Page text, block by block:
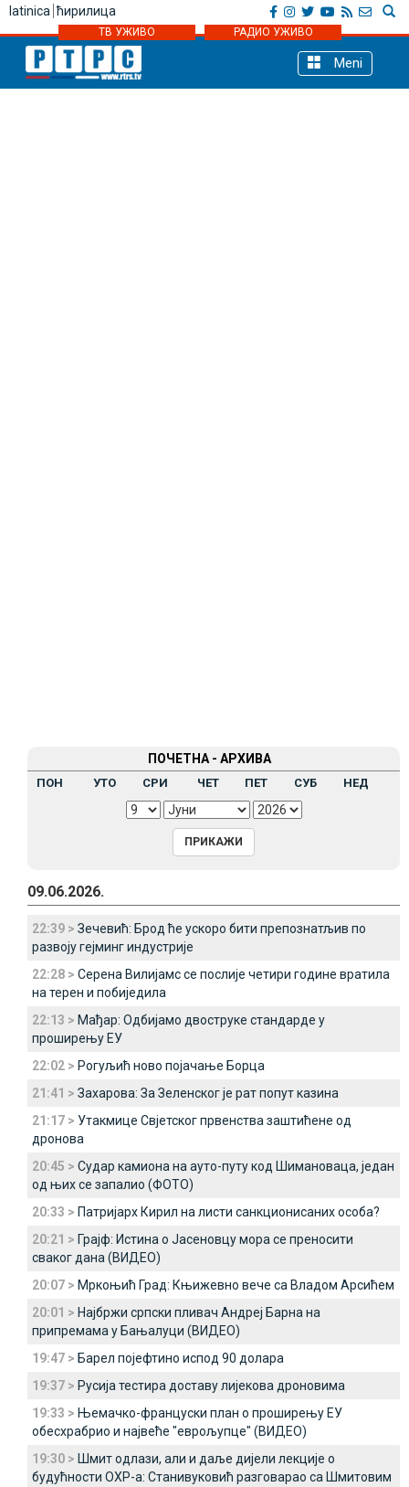
latinica ћирилица
ТВ УЖИВО РАДИО УЖИВО
Meni
ПОЧЕТНА - АРХИВА
ПОН УТО СРИ ЧЕТ ПЕТ СУБ НЕД
09.06.2026.
22:39 > Зечевић: Брод ће ускоро бити препознатљив по
развоју гејминг индустрије
22:28 > Серена Вилијамс се послије четири године вратила
на терен и побиједила
22:13 > Мађар: Одбијамо двоструке стандарде у
проширењу ЕУ
22:02 > Рогуљић ново појачање Борца
21:41 > Захарова: За Зеленског је рат попут казина
21:17 > Утакмице Свјетског првенства заштићене од
дронова
20:45 > Судар камиона на ауто-путу код Шимановаца, један
од њих се запалио (ФОТО)
20:33 > Патријарх Кирил на листи санкционисаних особа?
20:21 > Грајф: Истина о Јасеновцу мора се преносити
сваког дана (ВИДЕО)
20:07 > Мркоњић Град: Књижевно вече са Владом Арсићем
20:01 > Најбржи српски пливач Андреј Барна на
припремама у Бањалуци (ВИДЕО)
19:47 > Барел појефтино испод 90 долара
19:37 > Русија тестира доставу лијекова дроновима
19:33 > Њемачко-француски план о проширењу ЕУ
обесхрабрио и највеће "еврољупце" (ВИДЕО)
19:30 > Шмит одлази, али и даље дијели лекције о
будућности ОХР-а: Станивуковић разговарао са Шмитовим